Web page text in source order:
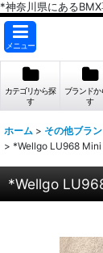
*神奈川県にある
メニュー
カテゴリから探
す
ブランドか
す
ホーム > その他ブラ
> *Wellgo LU968
*Wellgo